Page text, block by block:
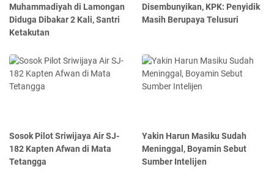
Muhammadiyah di Lamongan
Diduga Dibakar 2 Kali, Santri
Ketakutan
Disembunyikan, KPK: Penyidik
Masih Berupaya Telusuri
Sosok Pilot Sriwijaya Air SJ-
182 Kapten Afwan di Mata
Tetangga
Yakin Harun Masiku Sudah
Meninggal, Boyamin Sebut
Sumber Intelijen